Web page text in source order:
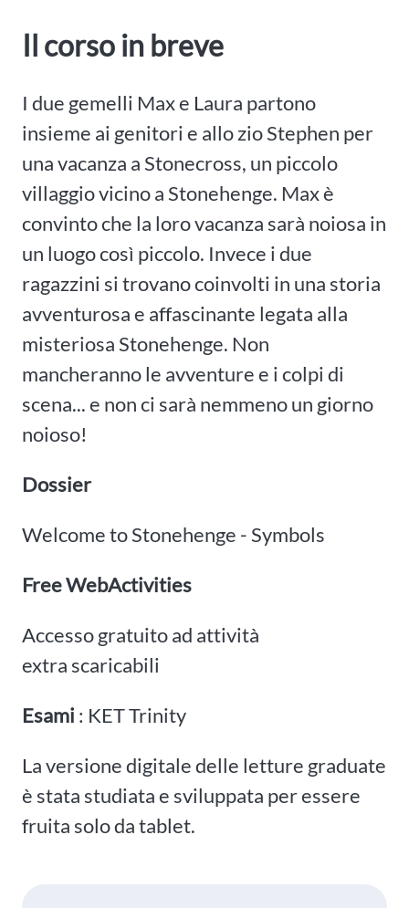
Il corso in breve
I due gemelli Max e Laura partono
insieme ai genitori e allo zio Stephen per
una vacanza a Stonecross, un piccolo
villaggio vicino a Stonehenge. Max è
convinto che la loro vacanza sarà noiosa in
un luogo così piccolo. Invece i due
ragazzini si trovano coinvolti in una storia
avventurosa e affascinante legata alla
misteriosa Stonehenge. Non
mancheranno le avventure e i colpi di
scena... e non ci sarà nemmeno un giorno
noioso!
Dossier
Welcome to Stonehenge - Symbols
Free WebActivities
Accesso gratuito ad attività
extra scaricabili
Esami : KET Trinity
La versione digitale delle letture graduate
è stata studiata e sviluppata per essere
fruita solo da tablet.